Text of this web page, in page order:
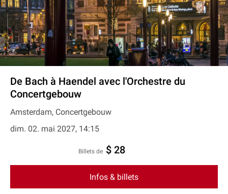
De Bach à Haendel avec l'Orchestre du
Concertgebouw
Amsterdam, Concertgebouw
dim. 02. mai 2027, 14:15
Billets de $ 28
Infos & billets